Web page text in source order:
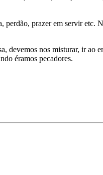
prazer em servir etc.
devemos nos misturar, ir ao
éramos pecadores.